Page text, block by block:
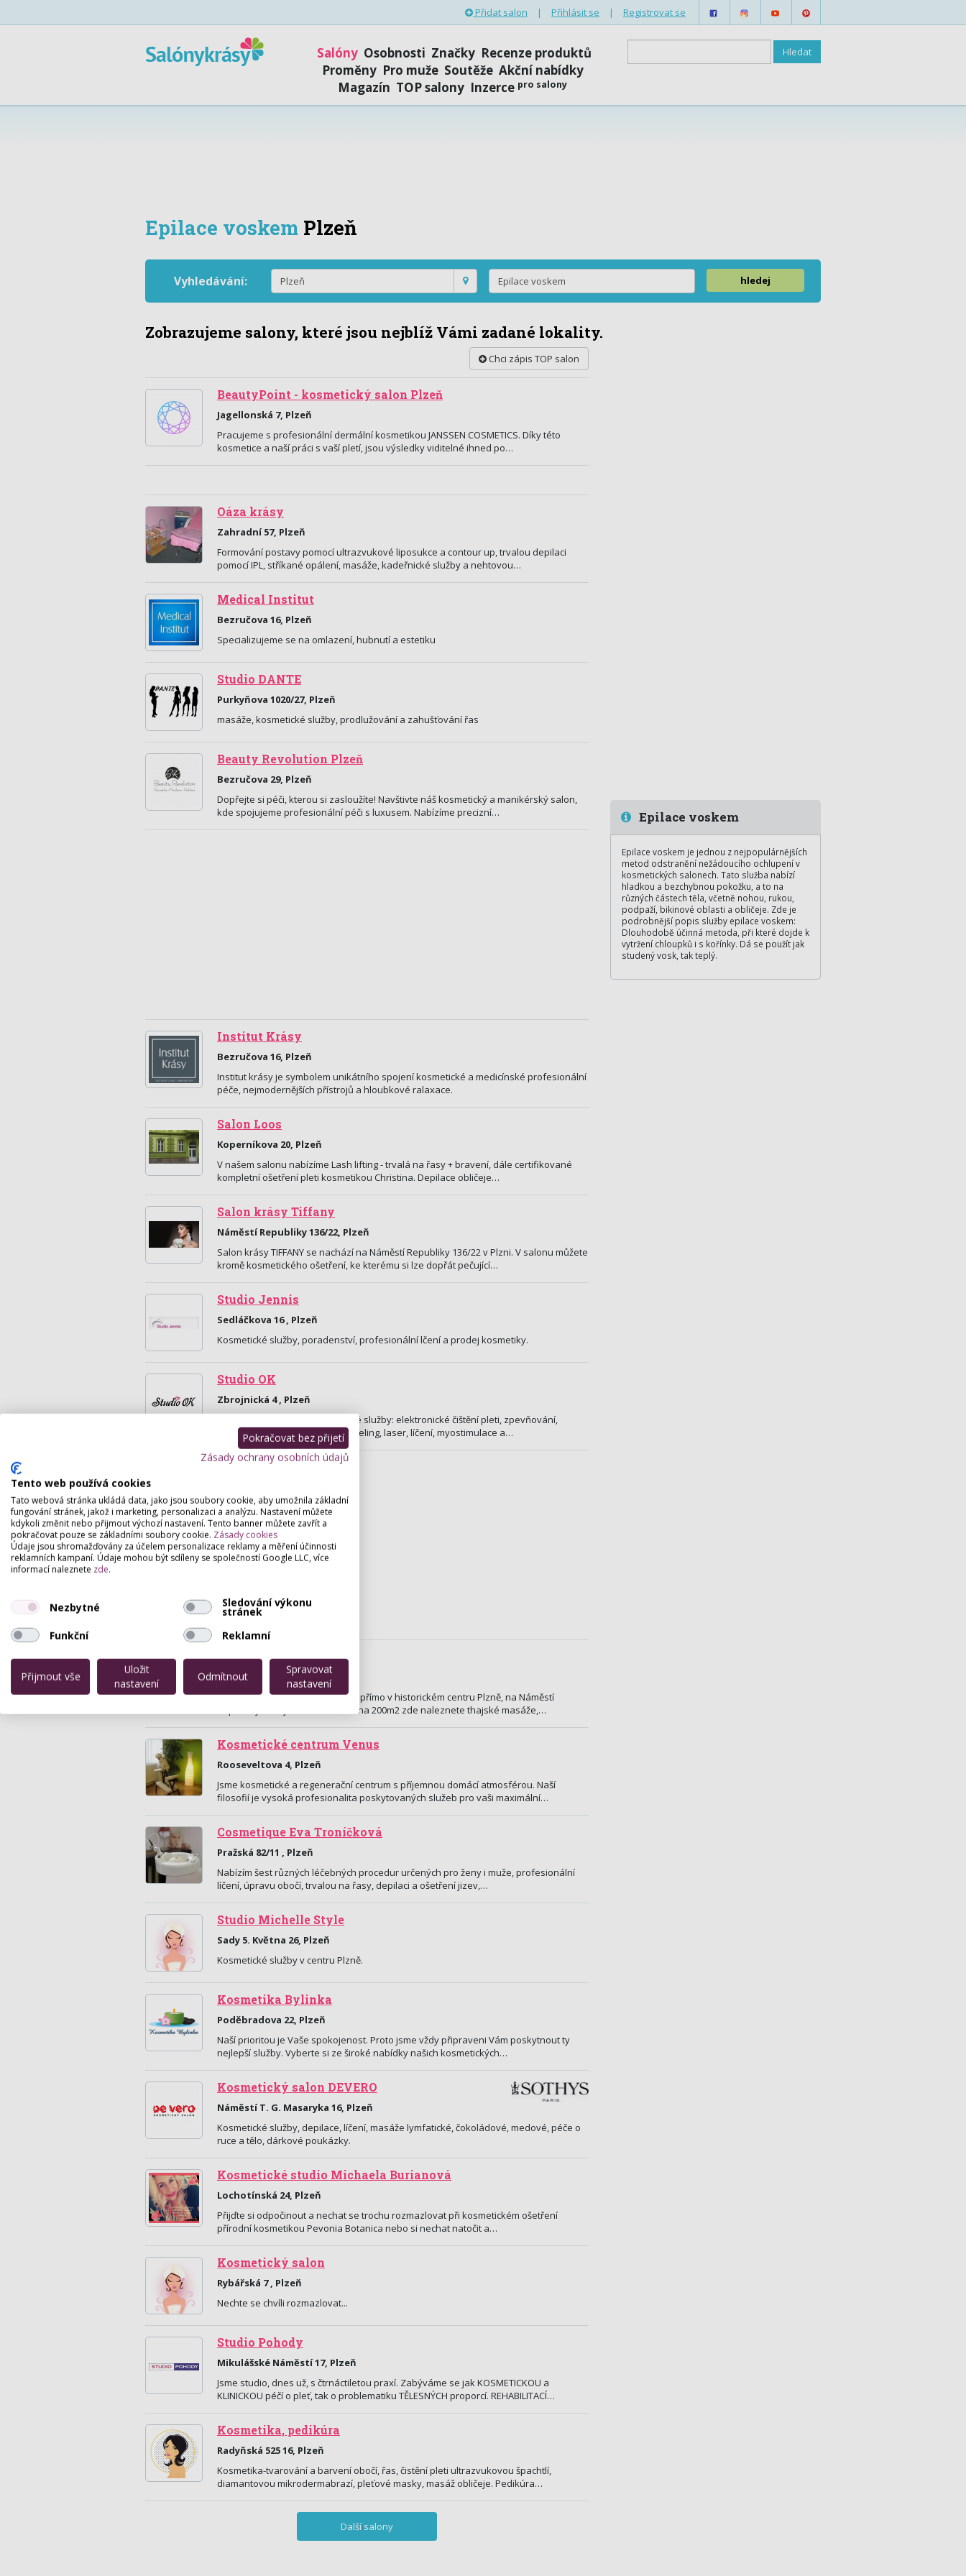
Přidat salon | Přihlásit se | Registrovat se
Salóny Osobnosti Značky Recenze produktů
Proměny Pro muže Soutěže Akční nabídky
Magazín TOP salony Inzerce pro salony
Epilace voskem Plzeň
Vyhledávání: hledej
Zobrazujeme salony, které jsou nejblíž Vámi zadané lokality.
Chci zápis TOP salon
BeautyPoint - kosmetický salon Plzeň
Jagellonská 7, Plzeň
Pracujeme s profesionální dermální kosmetikou JANSSEN COSMETICS. Díky této
kosmetice a naší práci s vaší pletí, jsou výsledky viditelné ihned po…
Oáza krásy
Zahradní 57, Plzeň
Formování postavy pomocí ultrazvukové liposukce a contour up, trvalou depilaci
pomocí IPL, stříkané opálení, masáže, kadeřnické služby a nehtovou…
Medical Institut
Bezručova 16, Plzeň
Specializujeme se na omlazení, hubnutí a estetiku
Studio DANTE
Purkyňova 1020/27, Plzeň
masáže, kosmetické služby, prodlužování a zahušťování řas
Beauty Revolution Plzeň
Bezručova 29, Plzeň
Dopřejte si péči, kterou si zasloužíte! Navštivte náš kosmetický a manikérský salon,
kde spojujeme profesionální péči s luxusem. Nabízíme precizní…
Institut Krásy
Bezručova 16, Plzeň
Institut krásy je symbolem unikátního spojení kosmetické a medicínské profesionální
péče, nejmodernějších přístrojů a hloubkové ralaxace.
Salon Loos
Koperníkova 20, Plzeň
V našem salonu nabízíme Lash lifting - trvalá na řasy + bravení, dále certifikované
kompletní ošetření pleti kosmetikou Christina. Depilace obličeje…
Salon krásy Tiffany
Náměstí Republiky 136/22, Plzeň
Salon krásy TIFFANY se nachází na Náměstí Republiky 136/22 v Plzni. V salonu můžete
kromě kosmetického ošetření, ke kterému si lze dopřát pečující…
Studio Jennis
Sedláčkova 16 , Plzeň
Kosmetické služby, poradenství, profesionální lčení a prodej kosmetiky.
Studio OK
Zbrojnická 4 , Plzeň
Provádíme kompletní kosmetické služby: elektronické čištění pleti, zpevňování,
barvení řas a obočí, depilace, peeling, laser, líčení, myostimulace a…
Salon Samui
Náměstí Republiky 14A, Plzeň
Luxusní Salon SAMUI se nachází přímo v historickém centru Plzně, na Náměstí
Republiky. Pod jednou střechou na 200m2 zde naleznete thajské masáže,…
Kosmetické centrum Venus
Rooseveltova 4, Plzeň
Jsme kosmetické a regenerační centrum s příjemnou domácí atmosférou. Naší
filosofií je vysoká profesionalita poskytovaných služeb pro vaši maximální…
Cosmetique Eva Troníčková
Pražská 82/11 , Plzeň
Nabízím šest různých léčebných procedur určených pro ženy i muže, profesionální
líčení, úpravu obočí, trvalou na řasy, depilaci a ošetření jizev,…
Studio Michelle Style
Sady 5. Května 26, Plzeň
Kosmetické služby v centru Plzně.
Kosmetika Bylinka
Poděbradova 22, Plzeň
Naší prioritou je Vaše spokojenost. Proto jsme vždy připraveni Vám poskytnout ty
nejlepší služby. Vyberte si ze široké nabídky našich kosmetických…
Kosmetický salon DEVERO
Náměstí T. G. Masaryka 16, Plzeň
Kosmetické služby, depilace, líčení, masáže lymfatické, čokoládové, medové, péče o
ruce a tělo, dárkové poukázky.
Kosmetické studio Michaela Burianová
Lochotínská 24, Plzeň
Přijďte si odpočinout a nechat se trochu rozmazlovat při kosmetickém ošetření
přírodní kosmetikou Pevonia Botanica nebo si nechat natočit a…
Kosmetický salon
Rybářská 7 , Plzeň
Nechte se chvíli rozmazlovat...
Studio Pohody
Mikulášské Náměstí 17, Plzeň
Jsme studio, dnes už, s čtrnáctiletou praxí. Zabýváme se jak KOSMETICKOU a
KLINICKOU péčí o pleť, tak o problematiku TĚLESNÝCH proporcí. REHABILITACÍ…
Kosmetika, pedikúra
Radyňská 525 16, Plzeň
Kosmetika-tvarování a barvení obočí, řas, čistění pleti ultrazvukovou špachtlí,
diamantovou mikrodermabrazí, pleťové masky, masáž obličeje. Pedikúra…
Další salony
Epilace voskem
Epilace voskem je jednou z nejpopulárnějších
metod odstranění nežádoucího ochlupení v
kosmetických salonech. Tato služba nabízí
hladkou a bezchybnou pokožku, a to na
různých částech těla, včetně nohou, rukou,
podpaží, bikinové oblasti a obličeje. Zde je
podrobnější popis služby epilace voskem:
Dlouhodobě účinná metoda, při které dojde k
vytržení chloupků i s kořínky. Dá se použít jak
studený vosk, tak teplý.
Pokračovat bez přijetí
Zásady ochrany osobních údajů
Tento web používá cookies
Tato webová stránka ukládá data, jako jsou soubory cookie, aby umožnila základní
fungování stránek, jakož i marketing, personalizaci a analýzu. Nastavení můžete
kdykoli změnit nebo přijmout výchozí nastavení. Tento banner můžete zavřít a
pokračovat pouze se základními soubory cookie. Zásady cookies
Údaje jsou shromažďovány za účelem personalizace reklamy a měření účinnosti
reklamních kampaní. Údaje mohou být sdíleny se společností Google LLC, více
informací naleznete zde.
Nezbytné Sledování výkonu
stránek
Funkční
Reklamní
Přijmout vše
Uložit
nastavení
Odmítnout
Spravovat
nastavení